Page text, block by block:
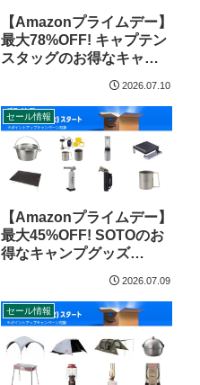
【Amazonプライムデー】
最大78%OFF! キャプテン
スタッグのお得なキャン
2026.07.10
セール情報
【Amazonプライムデー】
最大45%OFF! SOTOのお
得なキャンプグッズ
2026.07.09
セール情報